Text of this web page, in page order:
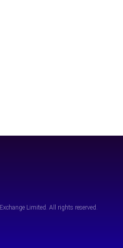
Exchange Limited. All rights reserved.